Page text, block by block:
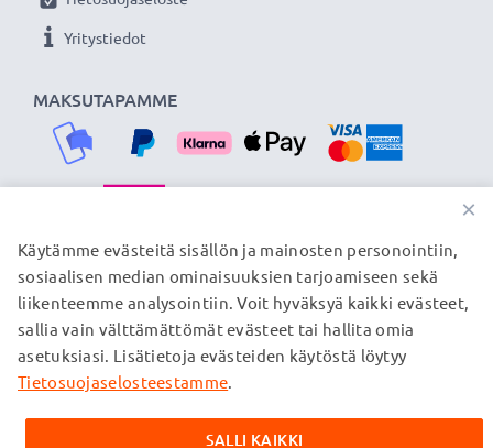
MAKSUTAPAMME
Yritystiedot
TOIMITUSKUMPPANIMME
© subtel.fi 2026
Kaikki hinnat sisältävät arvonlisäveron, mutta ei
toimituskuluja. Kaikki sivuillamme mainitut tavaramerkit ovat
verkkosivuillamme ainoastaan tuotteitamme koskevan
×
Käytämme evästeitä sisällön ja mainosten personointiin,
sosiaalisen median ominaisuuksien tarjoamiseen sekä
liikenteemme analysointiin. Voit hyväksyä kaikki evästeet,
sallia vain välttämättömät evästeet tai hallita omia
asetuksiasi. Lisätietoja evästeiden käytöstä löytyy
Tietosuojaselosteestamme.
SALLI KAIKKI